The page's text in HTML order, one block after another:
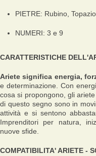
PIETRE: Rubino,
NUMERI: 3 e 9
CARATTERISTICHE
Ariete significa energia,
e determinazione. Con
cosa si propongono, gli
di questo segno sono in
attività e si sentono
Imprenditori per natura,
nuove sfide.
COMPATIBILITA' ARIETE -